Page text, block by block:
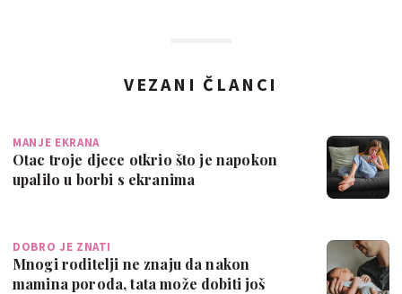
VEZANI ČLANCI
MANJE EKRANA
Otac troje djece otkrio što je napokon
upalilo u borbi s ekranima
DOBRO JE ZNATI
Mnogi roditelji ne znaju da nakon
mamina poroda, tata može dobiti još